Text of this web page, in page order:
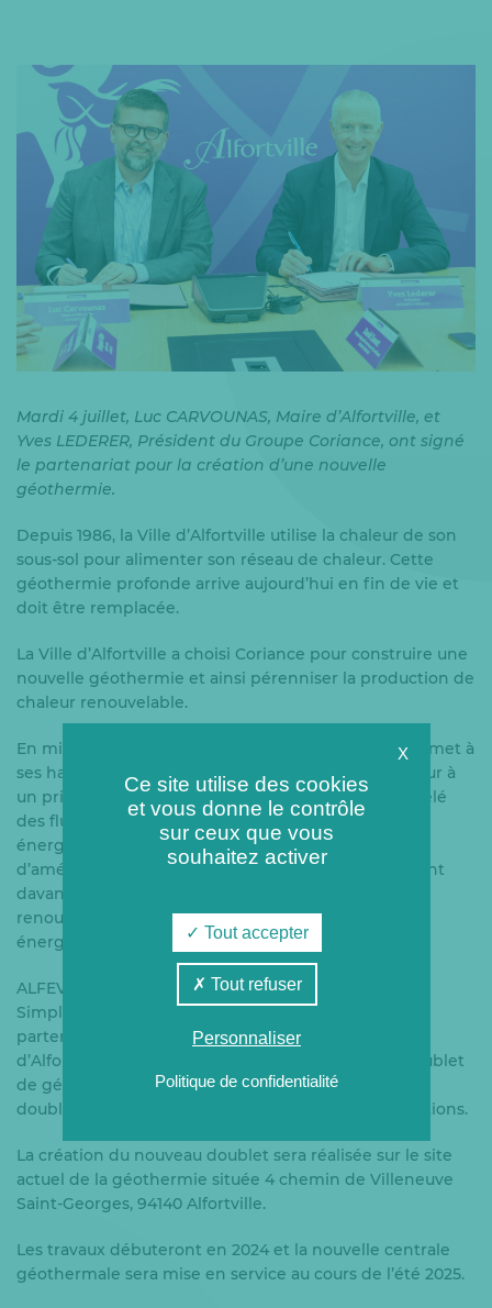
Mardi 4 juillet, Luc CARVOUNAS, Maire d’Alfortville, et
Yves LEDERER, Président du Groupe Coriance, ont signé
le partenariat pour la création d’une nouvelle
géothermie.
Depuis 1986, la Ville d’Alfortville utilise la chaleur de son
sous-sol pour alimenter son réseau de chaleur. Cette
géothermie profonde arrive aujourd’hui en fin de vie et
doit être remplacée.
La Ville d’Alfortville a choisi Coriance pour construire une
nouvelle géothermie et ainsi pérenniser la production de
chaleur renouvelable.
En misant sur la géothermie, la Ville d’Alfortville permet à
ses habitants de continuer à bénéficier d’une chaleur à
un prix compétitif et maîtrisé dans la durée, décorrélé
des fluctuations du prix des énergies fossiles. Cette
énergie renouvelable et locale permettra aussi
d’améliorer la qualité de l’air de la Ville en remplaçant
davantage d’énergies fossiles par des énergies
renouvelables et de renforcer l’indépendance
énergétique de la Ville.
ALFEV, Alfortville Energie Verte, Société par Actions
Simplifiée de production d’EnR, dans le cadre d’un
partenariat entre le Groupe Coriance et la Ville
d’Alfortville, a pour mission de créer un nouveau doublet
de géothermie plus performant pour remplacer le
doublet existant et d’exploiter les nouvelles installations.
La création du nouveau doublet sera réalisée sur le site
actuel de la géothermie située 4 chemin de Villeneuve
Saint-Georges, 94140 Alfortville.
Les travaux débuteront en 2024 et la nouvelle centrale
géothermale sera mise en service au cours de l’été 2025.
X
Ce site utilise des cookies
et vous donne le contrôle
sur ceux que vous
souhaitez activer
Tout accepter
Tout refuser
Personnaliser
Politique de confidentialité